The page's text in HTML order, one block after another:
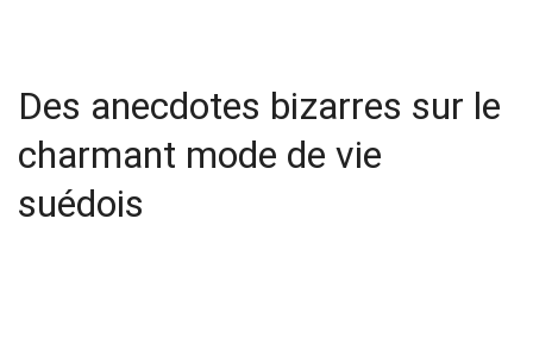
Des anecdotes bizarres sur le
charmant mode de vie
suédois